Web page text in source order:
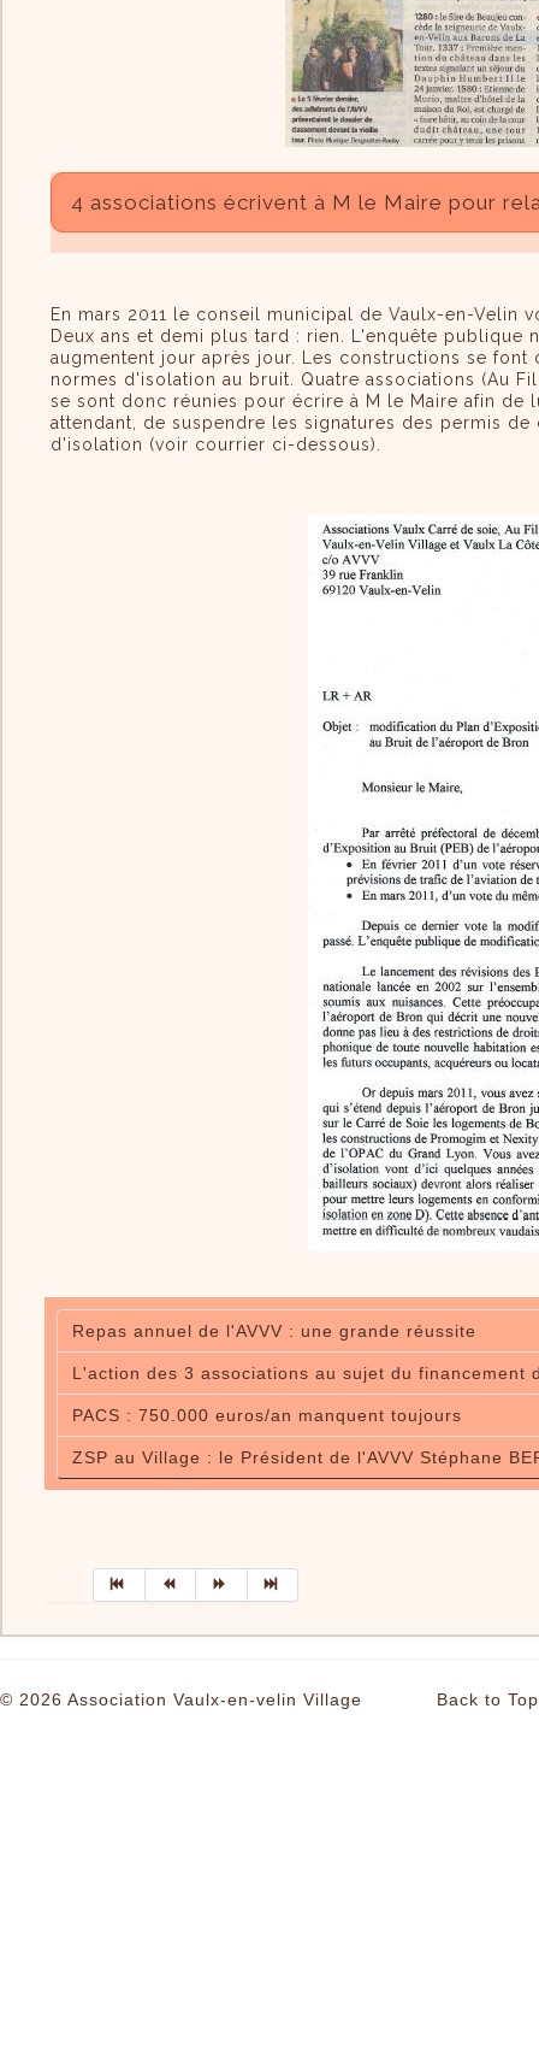
4 associations écrivent à M le Maire pour
En mars 2011 le conseil municipal de Vaulx-en-Velin
Deux ans et demi plus tard : rien. L'enquête
augmentent jour après jour. Les constructions se
normes d'isolation au bruit. Quatre associations (Au
se sont donc réunies pour écrire à M le Maire afin de
attendant, de suspendre les signatures des permis
d'isolation (voir courrier ci-dessous).
Repas annuel de l'AVVV : une grande réussite
L'action des 3 associations au sujet du financement
PACS : 750.000 euros/an manquent toujours
ZSP au Village : le Président de l'AVVV Stéphane
Back to Top
© 2026 Association Vaulx-en-velin Village